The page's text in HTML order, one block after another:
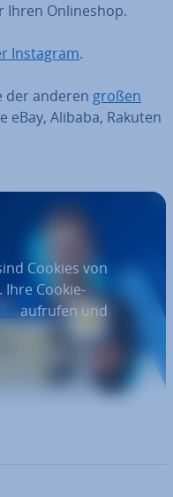
Ihren On­line­shop.
Instagram.
der anderen großen
eBay, Alibaba, Rakuten
Cookies von
Cookie-
aufrufen und